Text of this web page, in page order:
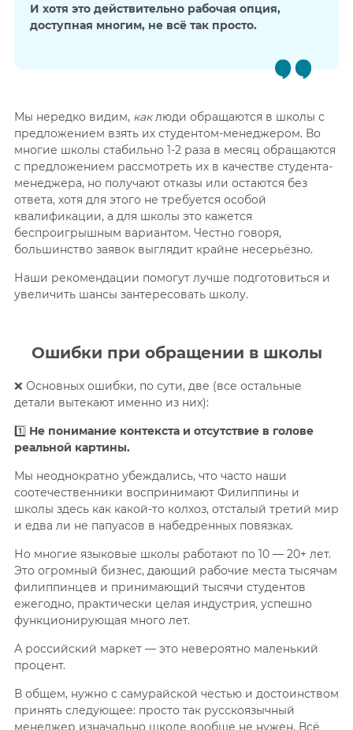
И хотя это действительно рабочая опция,
доступная многим, не всё так просто.
Мы нередко видим, каклюди обращаются в школы с
предложением взять их студентом-менеджером. Во
многие школы стабильно 1-2 раза в месяц обращаются
с предложением рассмотреть их в качестве студента-
менеджера, но получают отказы или остаются без
ответа, хотя для этого не требуется особой
квалификации, а для школы это кажется
беспроигрышным вариантом. Честно говоря,
большинство заявок выглядит крайне несерьёзно.
Наши рекомендации помогут лучше подготовиться и
увеличить шансы зантересовать школу.
Ошибки при обращении в школы
❌ Основных ошибки, по сути, две (все остальные
детали вытекают именно из них):
1️⃣ Не понимание контекста и отсутствие в голове
реальной картины.
Мы неоднократно убеждались, что часто наши
соотечественники воспринимают Филиппины и
школы здесь как какой-то колхоз, отсталый третий мир
и едва ли не папуасов в набедренных повязках.
Но многие языковые школы работают по 10 — 20+ лет.
Это огромный бизнес, дающий рабочие места тысячам
филиппинцев и принимающий тысячи студентов
ежегодно, практически целая индустрия, успешно
функционирующая много лет.
А российский маркет — это невероятно маленький
процент.
В общем, нужно с самурайской честью и достоинством
принять следующее: просто так русскоязычный
менеджер изначально школе вообще не нужен. Всё